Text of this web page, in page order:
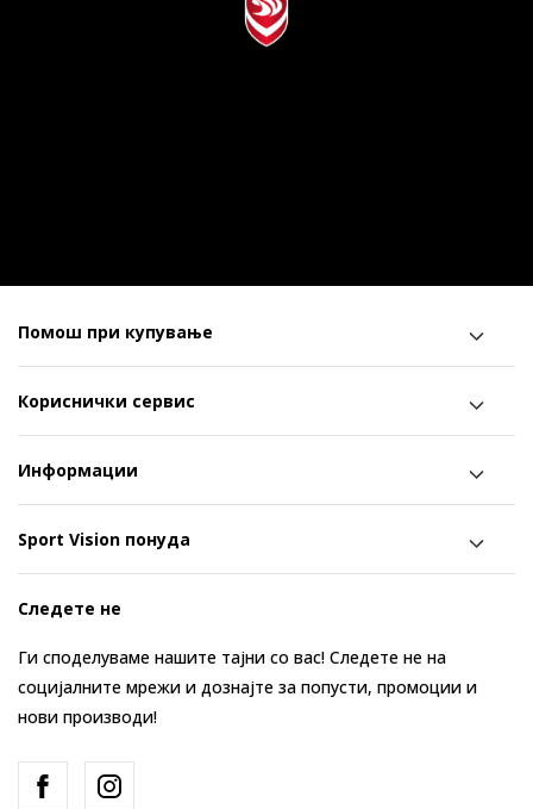
Помош при купување
Кориснички сервис
Информации
Sport Vision понуда
Следете не
Ги споделуваме нашите тајни со вас! Следете не на
социјалните мрежи и дознајте за попусти, промоции и
нови производи!